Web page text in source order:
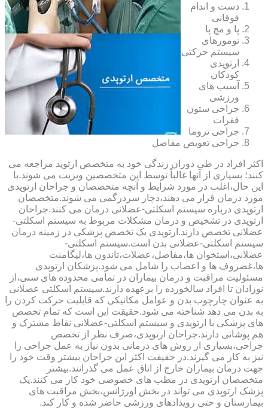
دست و اندام
فوقانی
پا و مچ پا
تومورهای
سیستم حرکتی
ارتوپدی
کودکان
آسیب های
ورزشی
جراحی ستون
فقرات
جراحی تروما
جراحی تعویض مفاصل
اکثر افراد در طی دوران زندگی خود به متخصص ارتوپد مراجعه می
کنند؛ بسیاری از آنها غالباً توسط این متخصصین ویزیت می شوند.با
این حال،اغلب در مورد شرایط و آنچه متخصصان و جراحان ارتوپدی
مورد درمان قرار می دهند،دچار سردرگمی می شوند.متخصصان
ارتوپدی درباره سیستم اسکلتی-عضلانی درمان می کنند.جراحان
ارتوپدی در تشخیص و درمان مشکلات مربوط به سیستم اسکلتی-
عضلانی تخصص دارند.ارتوپدی یک تخصص پزشکی در زمینه درمان
سیستم اسکلتی-عضلانی بدن است.سیستم اسکلتی-
عضلانی،استخوان ها،مفاصل،عضلات،تاندون ها،لیگامنت
ها،غضروف ها و اعصاب را شامل می شود.پزشکان ارتوپدی
مسئولیت مراقبت و درمان بیماران در تمامی محدوده های سنی،از
نوزادان تا افراد سالخورده را برعهده دارند.سیستم اسکلتی عضلانی
به عنوان چارچوب بدن و عوامل مکانیکی که قابلیت حرکت کردن را
به بدن می دهد شناخته می شود.حقیقت این است که تمام تخصص
های پزشکی با ارتوپدی و سیستم اسکلتی-عضلانی نقاط مشترک و
هم پوشانی دارند.جراحان ارتوپدی،صرف نظر از تخصص
جراحی،بسیاری از روش های درمانی بدون نیاز به عمل جراحی را
نیز به کار می گیرند.در حقیقت اکثر این جراحان بیشتر وقت خود را
جهت درمان بیماران خارج از اتاق عمل می گذرانند.بیشتر
متخصصان ارتوپدی در مطب های خصوصی خود کار می کنند.یک
پزشک ارتوپدی می تواند در بخش اورژانس،بخش مراقبت های
بیمارستان و حتی رویدادهای ورزشی حاضر شده و کار کند.